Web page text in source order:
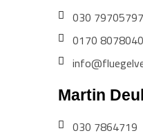
030 79705797
0170 8078040
Martin
030 7864719